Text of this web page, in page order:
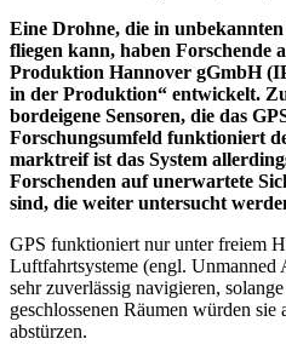
Eine Drohne, die in
fliegen kann, haben
Produktion Hannover gGmbH
in der Produktion“ entwickelt.
bordeigene Sensoren, die das
Forschungsumfeld funktioniert
marktreif ist das System
Forschenden auf unerwartete
sind, die weiter untersucht
GPS funktioniert nur unter freiem
Luftfahrtsysteme (engl.
sehr zuverlässig navigieren,
geschlossenen Räumen würden
abstürzen.